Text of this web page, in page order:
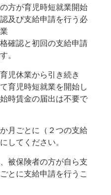
方が育児時短就業開始
及び支給申請を行う必
確認と初回の支給申請
。
児休業から引き続き
育児時短就業を開始し
時賃金の届出は不要で
月ごとに（２つの支給
してください。
被保険者の方が自ら支
とに支給申請を行うこ